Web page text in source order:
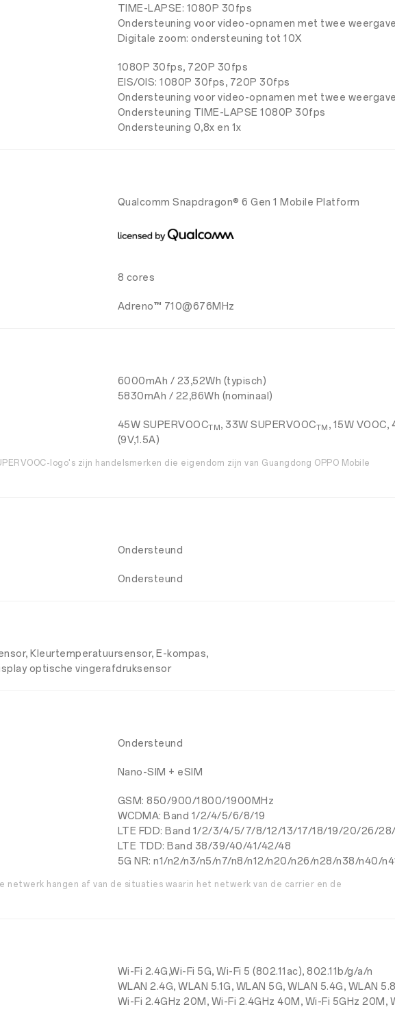
TIME-LAPSE: 1080P 30fps
Ondersteuning voor video-opnamen met twee
Digitale zoom: ondersteuning tot 10X
1080P 30fps, 720P 30fps
EIS/OIS: 1080P 30fps, 720P 30fps
Ondersteuning voor video-opnamen met twee
Ondersteuning TIME-LAPSE 1080P 30fps
Ondersteuning 0,8x en 1x
Qualcomm Snapdragon® 6 Gen 1 Mobile Platform
8 cores
Adreno™ 710@676MHz
6000mAh / 23,52Wh (typisch)
5830mAh / 22,86Wh (nominaal)
45W SUPERVOOCTM, 33W SUPERVOOCTM , 15W VOOC,
(9V,1.5A)
logo's zijn handelsmerken die eigendom zijn van Guangdong OPPO Mobile
Ondersteund
Ondersteund
Kleurtemperatuursensor, E-kompas,
optische vingerafdruksensor
Ondersteund
Nano-SIM + eSIM
GSM: 850/900/1800/1900MHz
WCDMA: Band 1/2/4/5/6/8/19
LTE FDD: Band 1/2/3/4/5/7/8/12/13/17/18/19/20/26/
LTE TDD: Band 38/39/40/41/42/48
5G NR: n1/n2/n3/n5/n7/n8/n12/n20/n26/n28/n38/n40/
netwerk hangen af van de situaties waarin het netwerk van de carrier en de
Wi-Fi 2.4G,Wi-Fi 5G, Wi-Fi 5 (802.11ac), 802.11b/g/a/n
WLAN 2.4G, WLAN 5.1G, WLAN 5G, WLAN 5.4G, WLAN
Wi-Fi 2.4GHz 20M, Wi-Fi 2.4GHz 40M, Wi-Fi 5GHz 20M,